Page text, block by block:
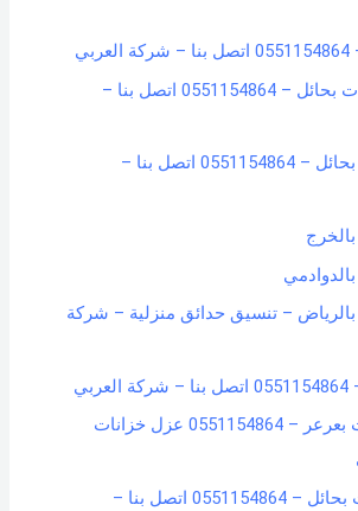
شركة مكافحة حشرات بحائل – 0551154864 اتصل بنا –
فك وتركيب مكيفات بحائل – 0551154864 اتصل بنا –
– تنسيق حدائق منزلية – شركة
شركة تنظيف خزانات بعرعر – 0551154864 عزل خزانات
شركة تنظيف موكيت بحائل – 0551154864 اتصل بنا –